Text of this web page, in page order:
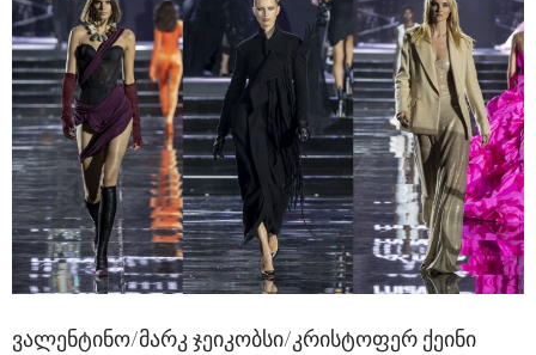
ვალენტინო/მარკ ჯეიკობსი/კრისტოფერ ქეინი